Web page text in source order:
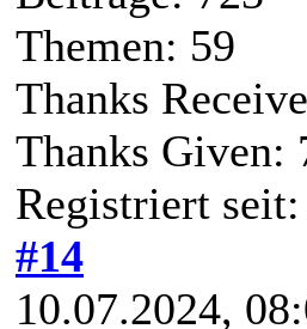
Themen: 59
Thanks
Thanks Given:
Registriert seit:
#14
10.07.2024,